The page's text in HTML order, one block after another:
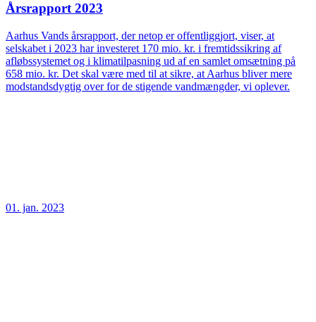
Årsrapport 2023
Aarhus Vands årsrapport, der netop er offentliggjort, viser, at
selskabet i 2023 har investeret 170 mio. kr. i fremtidssikring af
afløbssystemet og i klimatilpasning ud af en samlet omsætning på
658 mio. kr. Det skal være med til at sikre, at Aarhus bliver mere
modstandsdygtig over for de stigende vandmængder, vi oplever.
01. jan. 2023